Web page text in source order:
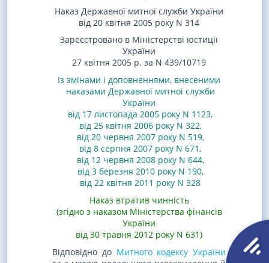
Наказ Державної митної служби України
від 20 квітня 2005 року N 314
Зареєстровано в Міністерстві юстиції
України
27 квітня 2005 р. за N 439/10719
Із змінами і доповненнями, внесеними
наказами Державної митної служби
України
від 17 листопада 2005 року N 1123,
від 25 квітня 2006 року N 322,
від 20 червня 2007 року N 519,
від 8 серпня 2007 року N 671,
від 12 червня 2008 року N 644,
від 3 березня 2010 року N 190,
від 22 квітня 2011 року N 328
Наказ втратив чинність
(згідно з наказом Міністерства фінансів
України
від 30 травня 2012 року N 631)
Відповідно до Митного кодексу України